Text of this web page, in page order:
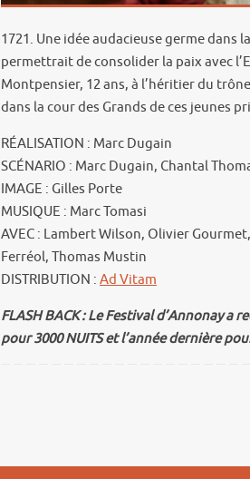
1721. Une idée audacieuse germe dans
permettrait de consolider la paix avec
Montpensier, 12 ans, à l’héritier du
dans la cour des Grands de ces jeunes
RÉALISATION : Marc Dugain
SCÉNARIO : Marc Dugain, Chantal
IMAGE : Gilles Porte
MUSIQUE : Marc Tomasi
AVEC : Lambert Wilson, Olivier
Ferréol, Thomas Mustin
DISTRIBUTION : Ad Vitam
FLASH BACK : Le Festival d’Annonay
pour 3000 NUITS et l’année dernière